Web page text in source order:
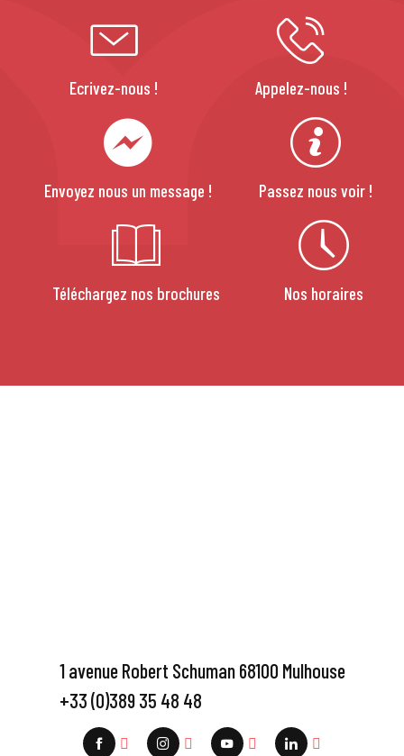
Ecrivez-nous ! Appelez-nous !
Envoyez nous un message ! Passez nous voir !
Téléchargez nos brochures Nos horaires
1 avenue Robert Schuman 68100 Mulhouse
+33 (0)389 35 48 48